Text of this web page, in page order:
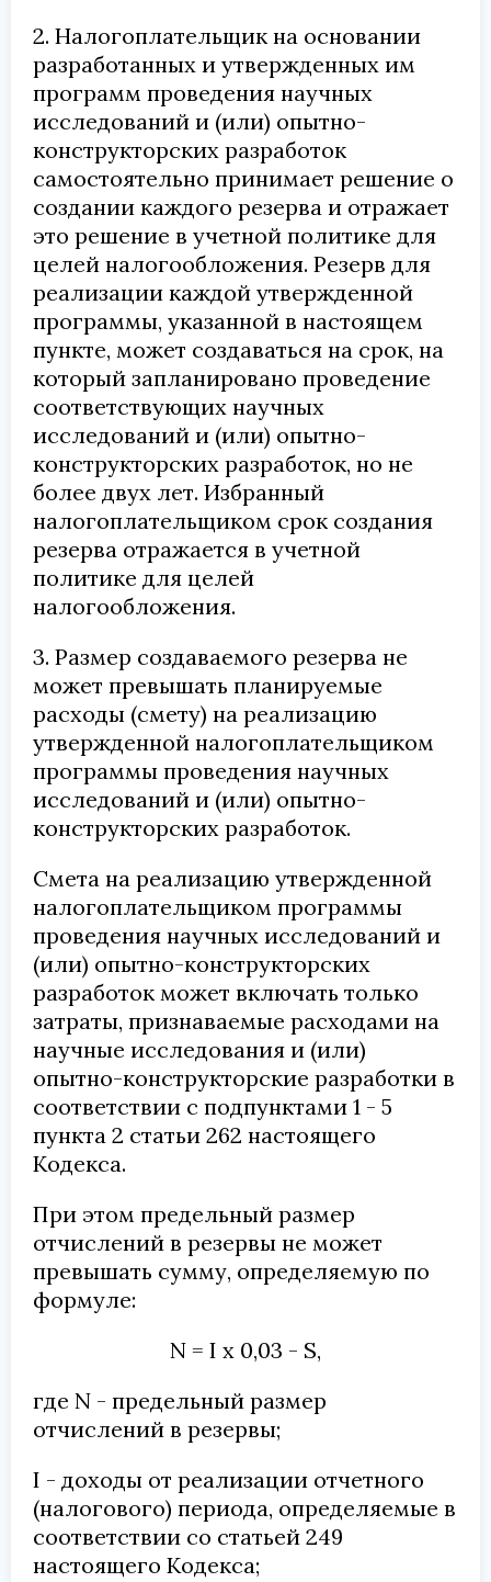
2. Налогоплательщик на основании
разработанных и утвержденных им
программ проведения научных
исследований и (или) опытно-
конструкторских разработок
самостоятельно принимает решение о
создании каждого резерва и отражает
это решение в учетной политике для
целей налогообложения. Резерв для
реализации каждой утвержденной
программы, указанной в настоящем
пункте, может создаваться на срок, на
который запланировано проведение
соответствующих научных
исследований и (или) опытно-
конструкторских разработок, но не
более двух лет. Избранный
налогоплательщиком срок создания
резерва отражается в учетной
политике для целей
налогообложения.
3. Размер создаваемого резерва не
может превышать планируемые
расходы (смету) на реализацию
утвержденной налогоплательщиком
программы проведения научных
исследований и (или) опытно-
конструкторских разработок.
Смета на реализацию утвержденной
налогоплательщиком программы
проведения научных исследований и
(или) опытно-конструкторских
разработок может включать только
затраты, признаваемые расходами на
научные исследования и (или)
опытно-конструкторские разработки в
соответствии с подпунктами 1 - 5
пункта 2 статьи 262 настоящего
Кодекса.
При этом предельный размер
отчислений в резервы не может
превышать сумму, определяемую по
формуле:
N = I x 0,03 - S,
где N - предельный размер
отчислений в резервы;
I - доходы от реализации отчетного
(налогового) периода, определяемые в
соответствии со статьей 249
настоящего Кодекса;